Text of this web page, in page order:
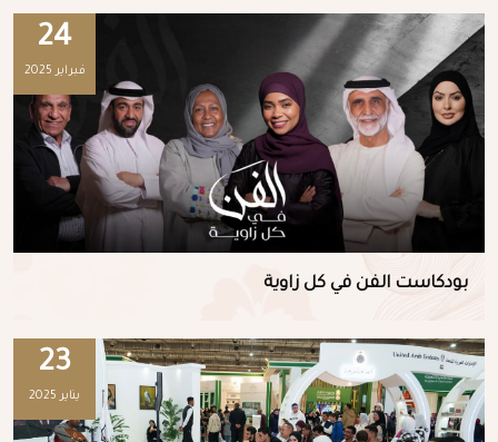
24
فبراير 2025
بودكاست الفن في كل زاوية
23
يناير 2025